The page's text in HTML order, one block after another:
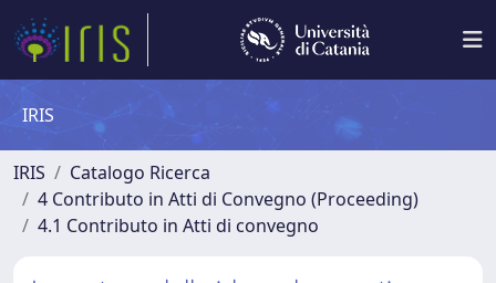
IRIS
IRIS
Catalogo Ricerca
4 Contributo in Atti di Convegno (Proceeding)
4.1 Contributo in Atti di convegno